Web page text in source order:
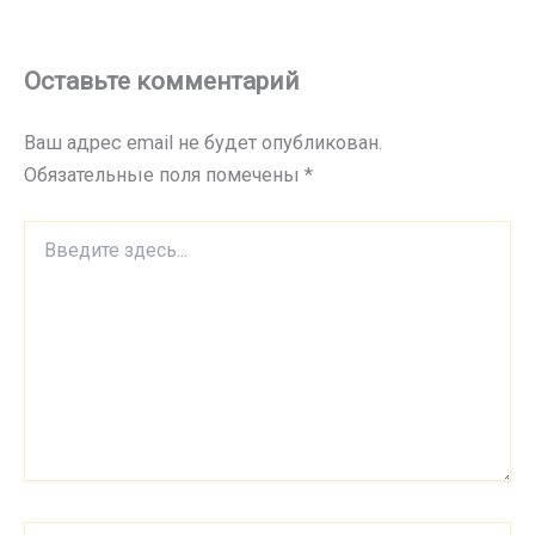
Оставьте комментарий
Ваш адрес email не будет опубликован.
Обязательные поля помечены *
здесь...